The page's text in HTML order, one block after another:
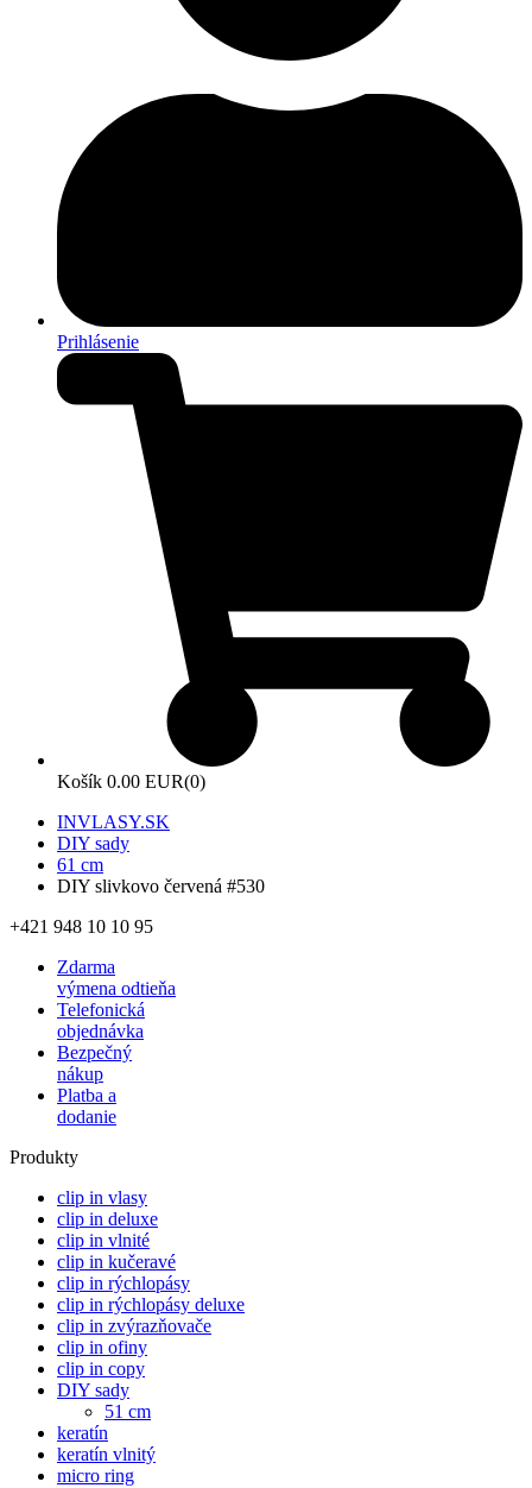
Prihlásenie
Košík 0.00 EUR(0)
INVLASY.SK
DIY sady
61 cm
DIY slivkovo červená #530
+421 948 10 10 95
Zdarma
výmena odtieňa
Telefonická
objednávka
Bezpečný
nákup
Platba a
dodanie
Produkty
clip in vlasy
clip in deluxe
clip in vlnité
clip in kučeravé
clip in rýchlopásy
clip in rýchlopásy deluxe
clip in zvýrazňovače
clip in ofiny
clip in copy
DIY sady
51 cm
keratín
keratín vlnitý
micro ring